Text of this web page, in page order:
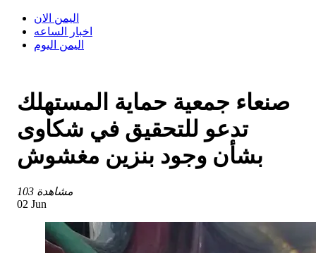
اليمن الان
اخبار الساعه
اليمن اليوم
صنعاء جمعية حماية المستهلك
تدعو للتحقيق في شكاوى
بشأن وجود بنزين مغشوش
103 مشاهدة
02 Jun